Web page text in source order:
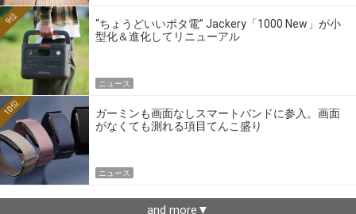
“ちょうどいいポタ電” Jackery「1000 New」が小
型化＆進化してリニューアル
9位
ニュース
ガーミンも画面なしスマートバンドに参入。画面
がなくても測れる項目てんこ盛り
10位
ニュース
and more▼